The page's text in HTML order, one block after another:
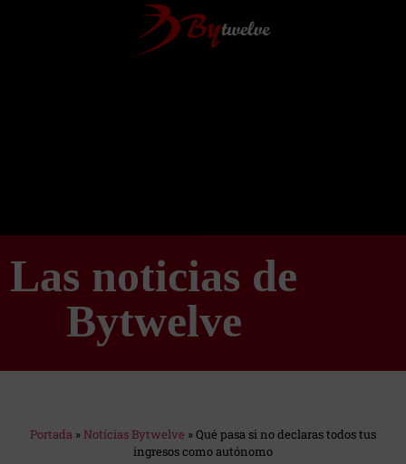
Las noticias de
Bytwelve
Portada »Notícias Bytwelve »Qué pasa si no declaras todos tus
ingresos como autónomo